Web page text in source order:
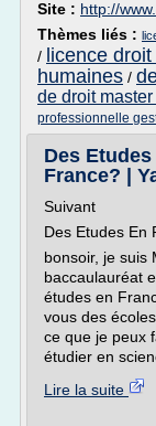
Site : http://
Thèmes liés :
/ licence
humaines /
de droit
professionnelle
Des
France? |
Suivant
Des Etudes En
bonsoir, je suis
baccaulauréat
études en
vous des
ce que je peux
étudier en
Lire la suite